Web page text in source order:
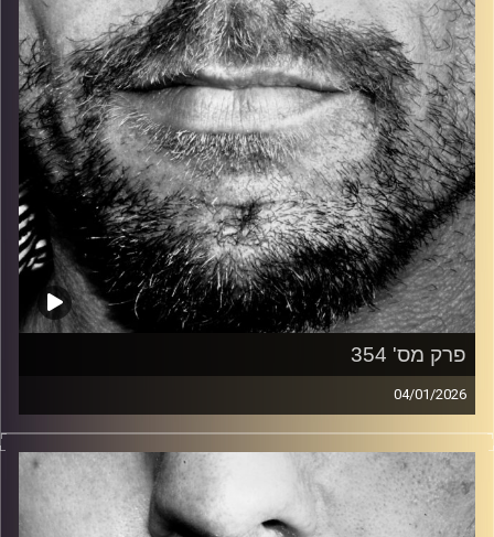
פרק מס' 354
04/01/2026
זיפים, מוזיקה מחוספסת של הופעות חיות. הרבה ג'אם, רוק,
בלוז, bluegrass, ג'אז, Fאנק, פרוגרסיב ואפילו אלקטרוניקה.
כל מה שחי, אמיתי ונושם.
עם שמוליק רגב.